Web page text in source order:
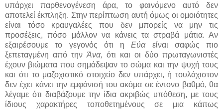
υπάρχει παρθενογένεση άρα, το φαινόμενο αυτό δεν
αποτελεί έκπληξη. Στην περίπτωση αυτή όμως οι ομοιότητες
είναι τόσο κραυγαλέες που δεν μπορείς να μην τις
προσέξεις, πόσο μάλλον να κάνεις τα στραβά μάτια. Αν
εξαιρέσουμε το γεγονός ότι ηΕύαείναι σαφώς πιο
ξεπεταγμένη από την Άνα, ότι και οι δύο πρωταγωνιστές
έχουν βιώματα που σημάδεψαν το σώμα και την ψυχή τους
και ότι το μαζοχιστικό στοιχείο δεν υπάρχει, ή τουλάχιστον
δεν έχει κάνει την εμφάνισή του ακόμα σε έντονο βαθμό, θα
λέγαμε ότι διαβάζουμε την ίδια ακριβώς υπόθεση, με τους
ίδιους χαρακτήρες τοποθετημένους σε μια κάπως